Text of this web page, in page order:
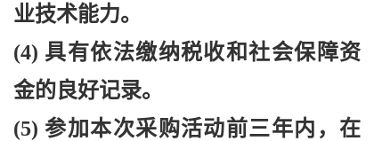
业技术能力。
(4) 具有依法缴纳税收和社会保障资
金的良好记录。
(5) 参加本次采购活动前三年内，在